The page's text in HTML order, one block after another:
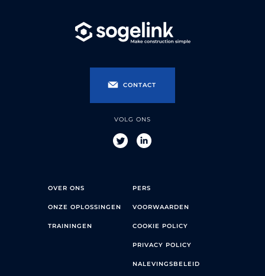
CONTACT
VOLG ONS
OVER ONS
ONZE OPLOSSINGEN
TRAININGEN
PERS
VOORWAARDEN
COOKIE POLICY
PRIVACY POLICY
NALEVINGSBELEID